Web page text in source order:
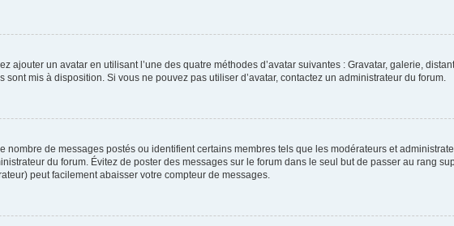
ajouter un avatar en utilisant l’une des quatre méthodes d’avatar suivantes : Gravatar, galerie,
mis à disposition. Si vous ne pouvez pas utiliser d’avatar, contactez un administrateur du forum.
nombre de messages postés ou identifient certains membres tels que les modérateurs et
du forum. Évitez de poster des messages sur le forum dans le seul but de passer au rang
peut facilement abaisser votre compteur de messages.